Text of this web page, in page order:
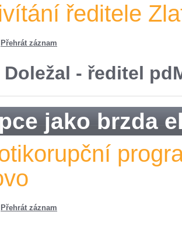
ředitele
Přehrát záznam
Doležal - ředitel
jako brzda
Přehrát záznam